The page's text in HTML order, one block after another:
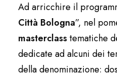
Ad arricchire il
Città Bologna”, nel
masterclasstematiche
dedicate ad alcuni dei
della denominazione: